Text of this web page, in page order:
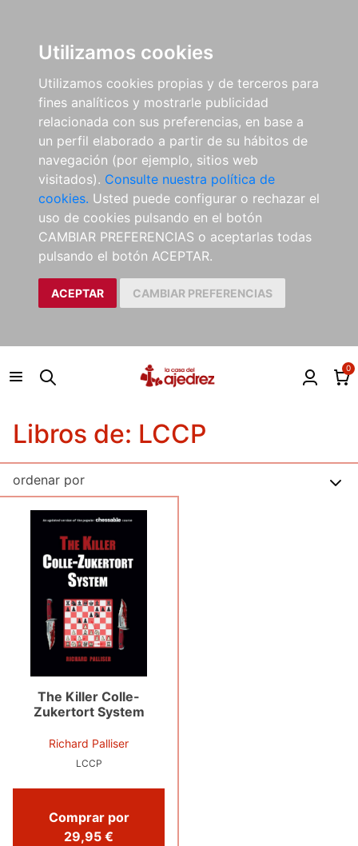
Utilizamos cookies
Utilizamos cookies propias y de terceros para
fines analíticos y mostrarle publicidad
relacionada con sus preferencias, en base a
un perfil elaborado a partir de su hábitos de
navegación (por ejemplo, sitios web
visitados). Consulte nuestra política de
cookies. Usted puede configurar o rechazar el
uso de cookies pulsando en el botón
CAMBIAR PREFERENCIAS o aceptarlas todas
pulsando el botón ACEPTAR.
ACEPTAR CAMBIAR PREFERENCIAS
0
Libros de: LCCP
The Killer Colle-
Zukertort System
Richard Palliser
LCCP
Comprar por
29,95 €